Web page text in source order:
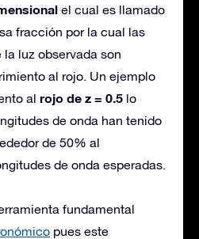
el cual es llamado
fracción por la cual las
luz observada son
al rojo. Un ejemplo
al rojo de z = 0.5 lo
de onda han tenido
de 50% al
de onda esperadas.
fundamental
pues este